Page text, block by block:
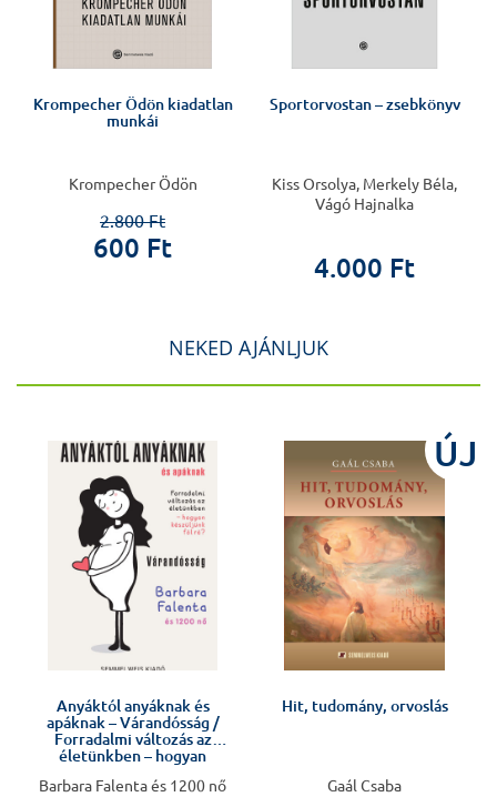
Krompecher Ödön kiadatlan
munkái
Krompecher Ödön
2.800 Ft
600 Ft
Sportorvostan – zsebkönyv
Kiss Orsolya, Merkely Béla,
Vágó Hajnalka
4.000 Ft
NEKED AJÁNLJUK
Anyáktól anyáknak és
apáknak – Várandósság /
Forradalmi változás az
életünkben – hogyan
Barbara Falenta és 1200 nő
ÚJ
Hit, tudomány, orvoslás
Gaál Csaba